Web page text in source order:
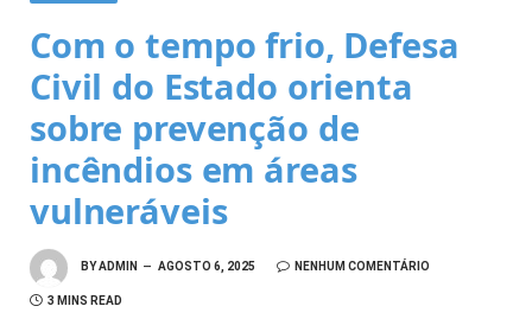
Com o tempo frio, Defesa
Civil do Estado orienta
sobre prevenção de
incêndios em áreas
vulneráveis
BYADMIN AGOSTO 6, 2025 NENHUM COMENTÁRIO
3 MINS READ